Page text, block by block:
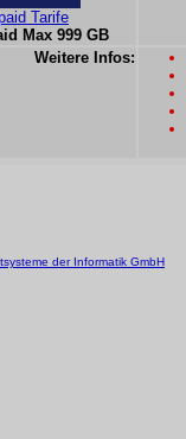
Tarife
Max 999 GB
Weitere Infos:
der Informatik GmbH